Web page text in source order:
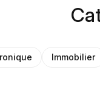
Immobilier